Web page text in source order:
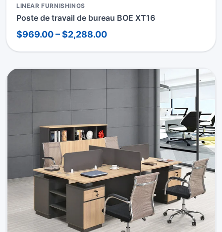
LINEAR FURNISHINGS
Poste de travail de bureau BOE XT16
$969.00 – $2,288.00